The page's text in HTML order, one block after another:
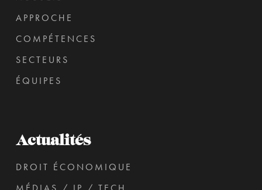
APPROCHE
COMPÉTENCES
SECTEURS
ÉQUIPES
Actualités
DROIT ÉCONOMIQUE